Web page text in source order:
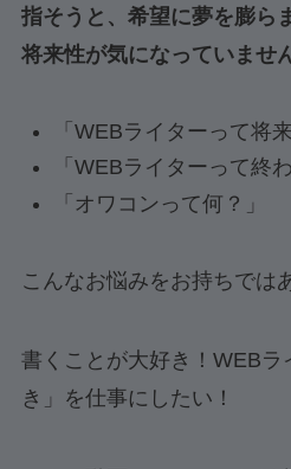
指そうと、希望に夢を膨ら
将来性が気になっていませ
「WEBライターって将
「WEBライターって終
「オワコンって何？」
こんなお悩みをお持ちでは
書くことが大好き！WEBラ
き」を仕事にしたい！